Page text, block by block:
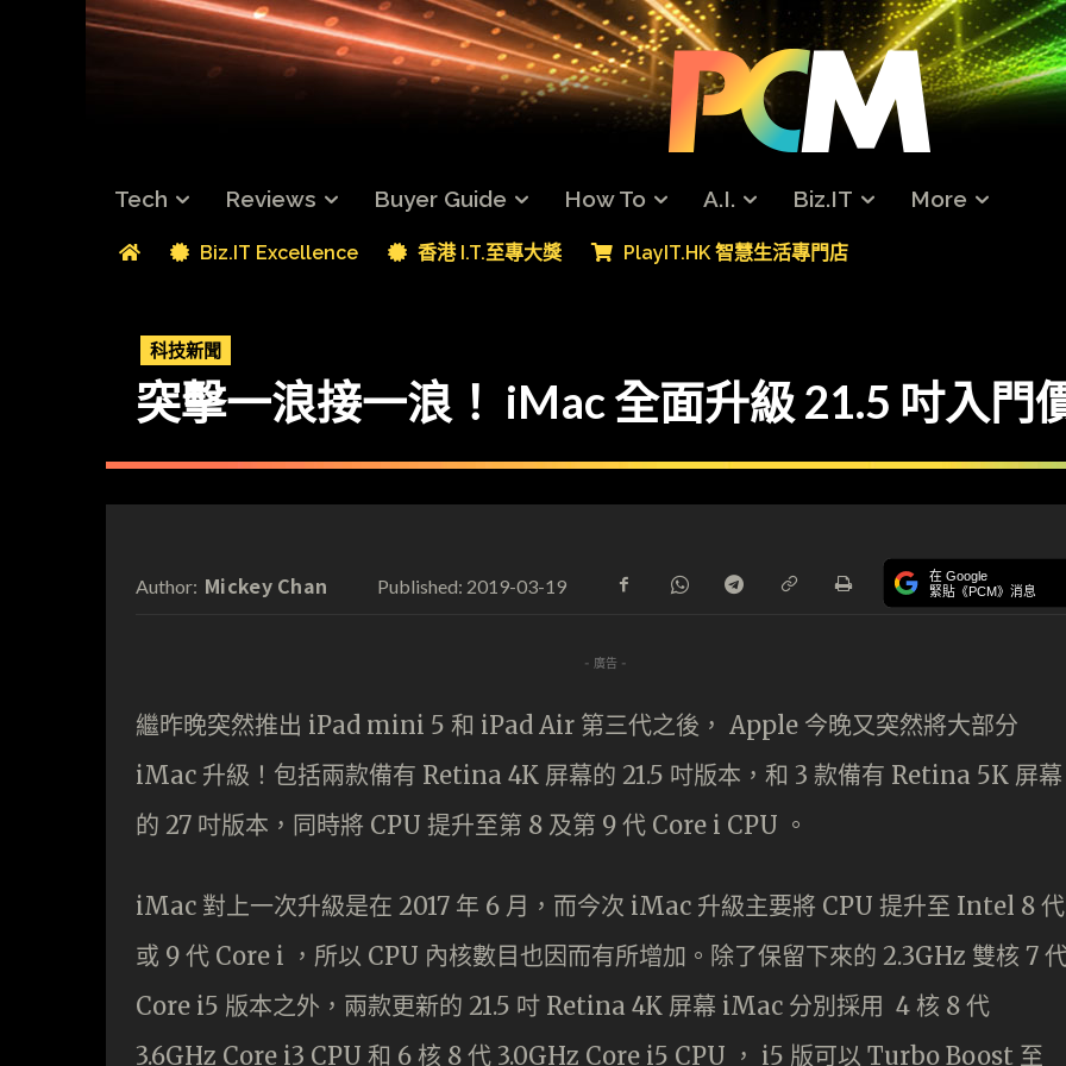
Tech Reviews Buyer Guide How To A.I. Biz.IT More
Biz.IT Excellence 香港 I.T.至專大獎 PlayIT.HK 智慧生活專門店
科技新聞
突擊一浪接一浪！ iMac 全面升級 21.5 吋入門
Author: Mickey Chan Published: 2019-03-19 在 Google
緊貼《PCM》消息
- 廣告 -
繼昨晚突然推出 iPad mini 5 和 iPad Air 第三代之後， Apple 今晚又突然將大部分
iMac 升級！包括兩款備有 Retina 4K 屏幕的 21.5 吋版本，和 3 款備有 Retina 5K 屏幕
的 27 吋版本，同時將 CPU 提升至第 8 及第 9 代 Core i CPU 。
iMac 對上一次升級是在 2017 年 6 月，而今次 iMac 升級主要將 CPU 提升至 Intel 8 代
或 9 代 Core i ，所以 CPU 內核數目也因而有所增加。除了保留下來的 2.3GHz 雙核 7
Core i5 版本之外，兩款更新的 21.5 吋 Retina 4K 屏幕 iMac 分別採用 4 核 8 代
3.6GHz Core i3 CPU 和 6 核 8 代 3.0GHz Core i5 CPU ， i5 版可以 Turbo Boost 至